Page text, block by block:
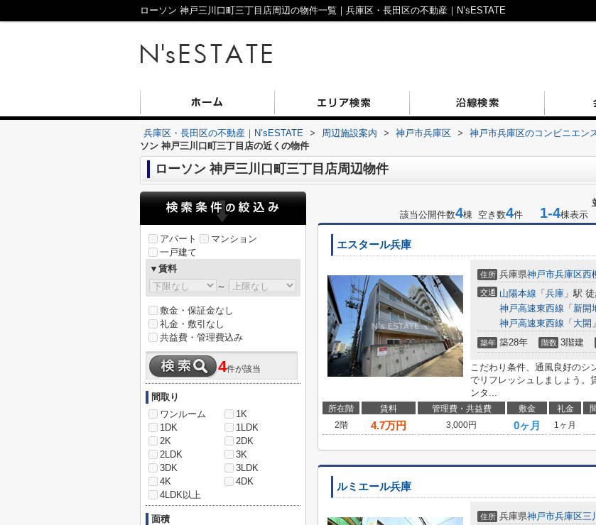
ローソン 神戸三川口町三丁目店周辺の物件一覧｜兵庫区・長田区の不動産｜N’sESTATE
兵庫区・長田区の不動産｜N’sESTATE > 周辺施設案内 > 神戸市兵庫区 > 神戸市兵庫区のコンビニエン
ソン 神戸三川口町三丁目店の近くの物件
ローソン 神戸三川口町三丁目店周辺物件
該当公開件数4棟 空き数4件 1-4棟表示
エスタール兵庫
住所 兵庫県神戸市兵庫区西
交通 山陽本線 「 兵庫 」駅
神戸高速東西線 「 新開
神戸高速東西線 「 大開
築年 築28年 階数 3階建
こだわり条件、通風良好のシ
でリフレッシュしましょう。
ンタ...
所在階 賃料 管理費・共益費 敷金 礼金
2階
4.7万円 3,000円 0ヶ月 1ヶ月
ルミエール兵庫
住所 兵庫県神戸市兵庫区三
アパート
マンション
一戸建て
▼賃料
～
敷金・保証金なし
礼金・敷引なし
共益費・管理費込み
4件が該当
間取り
ワンルーム
1K
1DK
1LDK
2K
2DK
2LDK
3K
3DK
3LDK
4K
4DK
4LDK以上
面積